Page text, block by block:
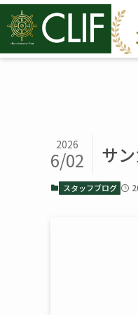
サ
2026
6/02
スタッフブログ